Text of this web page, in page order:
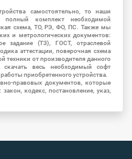
самостоятельно, то наши
полный комплект необходимой
схема, ТО, РЭ, ФО, ПС. Также мы
и метрологических документов:
задание (ТЗ), ГОСТ, отраслевой
аттестации, поверочная схема
техники от производителя данного
весь необходимый софт
приобретенного устройства.
правовых документов, которые
кодекс, постановление, указ,